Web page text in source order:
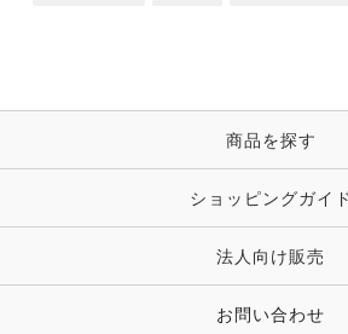
バランスの確立② （森裕悟）
パフォーマンス編 コレクトリー
騎座、脚で押したら前に進む＜推
商品を探す
ショッピングガイド
法人向け販売
お問い合わせ